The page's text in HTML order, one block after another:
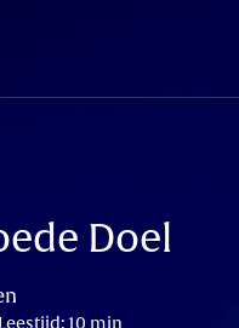
Doel
10 min